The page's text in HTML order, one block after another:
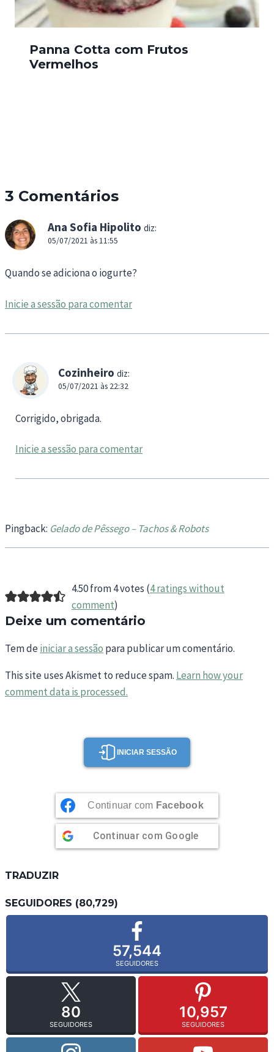
Panna Cotta com Frutos
Vermelhos
3 Comentários
Ana Sofia Hipolito diz:
05/07/2021 às 11:55
Quando se adiciona o iogurte?
Inicie a sessão para comentar
Cozinheiro diz:
05/07/2021 às 22:32
Corrigido, obrigada.
Inicie a sessão para comentar
Pingback: Gelado de Pêssego – Tachos & Robots
4.50 from 4 votes (4 ratings without
comment)
Deixe um comentário
Tem deiniciar a sessão para publicar um comentário.
This site uses Akismet to reduce spam. Learn how your
comment data is processed.
INICIAR SESSÃO
Continuar com Facebook
Continuar com Google
TRADUZIR
SEGUIDORES (80,729)
57,544
SEGUIDORES
80
SEGUIDORES
10,957
SEGUIDORES